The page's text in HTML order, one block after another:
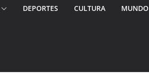
DEPORTES CULTURA MUNDO